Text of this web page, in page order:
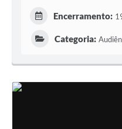
Encerramento:
Categoria: